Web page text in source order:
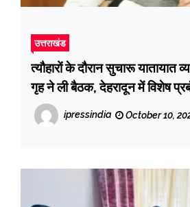
उत्तराखंड
त्यौहारों के दौरान सुचारू यातायात
गृह ने ली बैठक, देहरादून में विशेष
ipressindia October 10,